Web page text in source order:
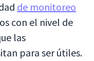
de monitoreo
con el nivel de
las
para ser útiles.